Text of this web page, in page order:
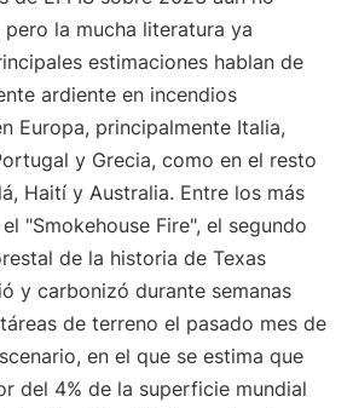
la mucha literatura ya
estimaciones hablan de
ardiente en incendios
Europa, principalmente Italia,
y Grecia, como en el resto
Haití y Australia. Entre los más
"Smokehouse Fire", el segundo
de la historia de Texas
y carbonizó durante semanas
de terreno el pasado mes de
en el que se estima que
del 4% de la superficie mundial